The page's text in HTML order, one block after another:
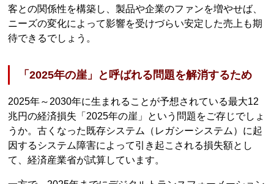
客との関係性を構築し、製品や企業のファンを増やせば、
ニーズの変化によって影響を受けづらい安定した売上も期
待できるでしょう。
「2025年の崖」と呼ばれる問題を解消するため
2025年～2030年に生まれることが予想されている最大12
兆円の経済損失「2025年の崖」という問題をご存じでしょ
うか。古くなった既存システム（レガシーシステム）に起
因するシステム障害によって引き起こされる損失額とし
て、経済産業省が試算しています。